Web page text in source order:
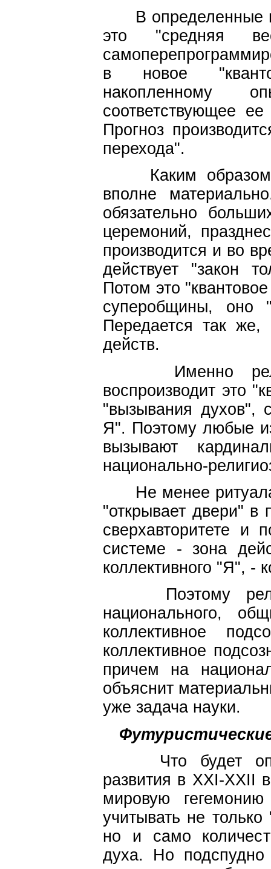
В определенные
это "средняя
в новое
накопленному
соответствующее
Прогноз
перехода".
Каким образом
вполне
обязательно
церемоний,
производится и во
действует "закон
Потом это
суперобщины, оно
Передается так
действ.
Именно
воспроизводит это
"вызывания духов",
Я". Поэтому любые
вызывают
национально-
Не менее
"открывает двери" в
сверхавторитете и
системе - зона
коллективного "Я", -
Поэтому
национального,
коллективное
коллективное
причем на
объяснит
уже задача науки.
Что будет
развития в XXI-XXII
мировую
учитывать не
но и само
духа. Но подспудно